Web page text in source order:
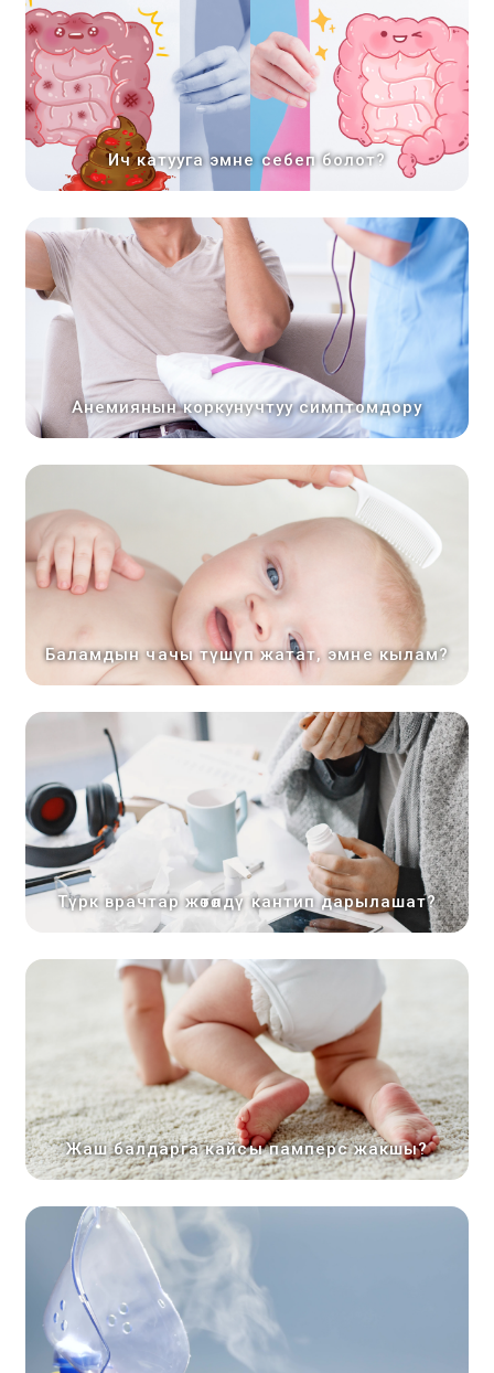
Ич катууга эмне себеп болот?
Анемиянын коркунучтуу симптомдору
Баламдын чачы түшүп жатат, эмне кылам?
Түрк врачтар жөтөлдү кантип дарылашат?
Жаш балдарга кайсы памперс жакшы?